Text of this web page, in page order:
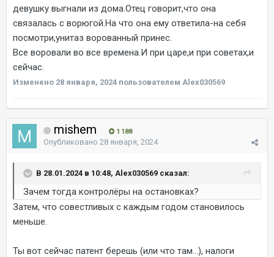
девушку выгнали из дома.Отец говорит,что она
связалась с ворюгой.На что она ему ответила-на себя
посмотри,унитаз ворованный принес.
Все воровали во все времена.И при царе,и при советах,и
сейчас.
Изменено 28 января, 2024 пользователем Alex030569
mishem 1 188
Опубликовано 28 января, 2024
В 28.01.2024 в 10:48, Alex030569 сказал:
Зачем тогда контролёры на остановках?
Затем, что совестливых с каждым годом становилось
меньше.
Ты вот сейчас патент берешь (или что там...), налоги